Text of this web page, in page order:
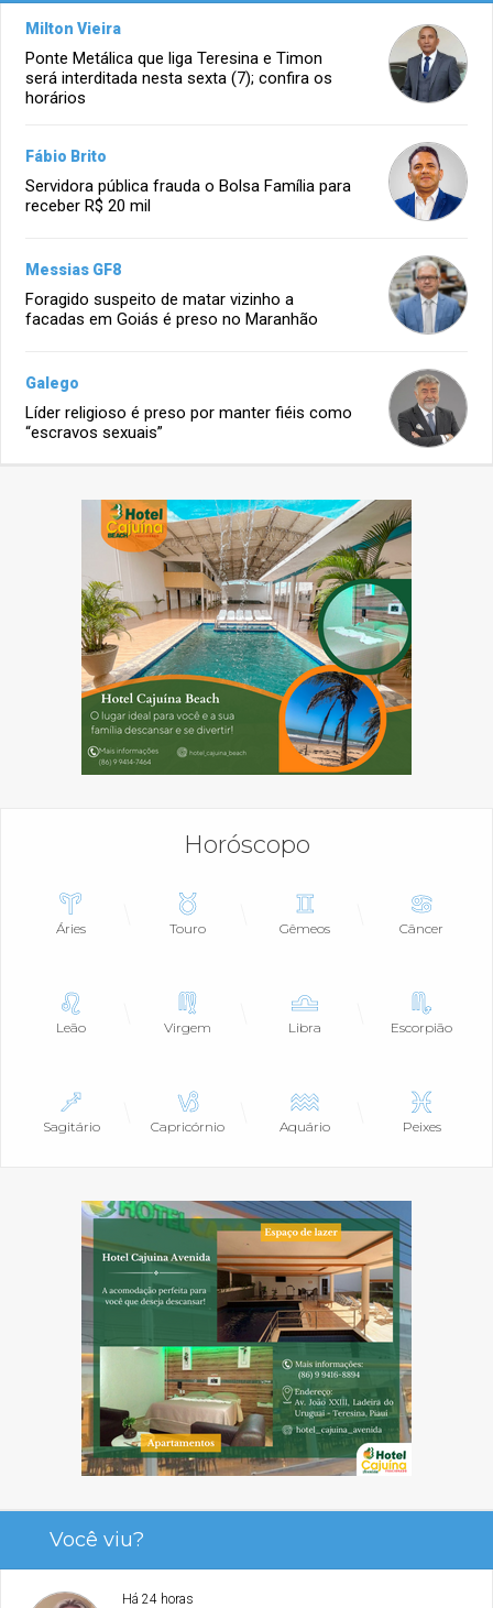
Milton Vieira
Ponte Metálica que liga Teresina e Timon
será interditada nesta sexta (7); confira os
horários
Fábio Brito
Servidora pública frauda o Bolsa Família para
receber R$ 20 mil
Messias GF8
Foragido suspeito de matar vizinho a
facadas em Goiás é preso no Maranhão
Galego
Líder religioso é preso por manter fiéis como
“escravos sexuais”
Horóscopo
Áries Touro Gêmeos Câncer
Leão Virgem Libra Escorpião
Sagitário Capricórnio Aquário Peixes
Você viu?
Há 24 horas